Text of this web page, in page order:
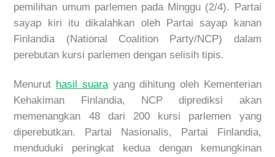
pemilihan umum parlemen pada Minggu (2/4). Partai
sayap kiri itu dikalahkan oleh Partai sayap kanan
Finlandia (National Coalition Party/NCP) dalam
perebutan kursi parlemen dengan selisih tipis.
Menurut hasil suarayang dihitung oleh Kementerian
Kehakiman Finlandia, NCP diprediksi akan
memenangkan 48 dari 200 kursi parlemen yang
diperebutkan. Partai Nasionalis, Partai Finlandia,
menduduki peringkat kedua dengan kemungkinan